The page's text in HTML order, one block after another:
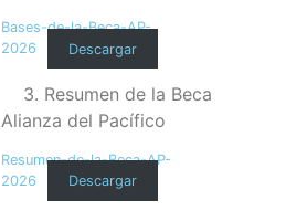
Bases-de-la-Beca-AP-
2026
Descargar
3. Resumen de la Beca
Alianza del Pacífico
Resumen-de-la-Beca-AP-
2026
Descargar